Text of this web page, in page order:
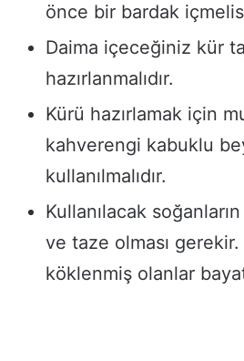
önce bir bardak
Daima içeceğiniz kür
hazırlanmalıdır.
Kürü hazırlamak için
kahverengi kabuklu
kullanılmalıdır.
Kullanılacak
ve taze olması
köklenmiş olanlar